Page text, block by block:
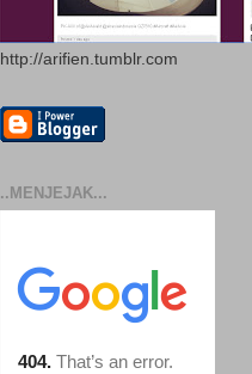
http://arifien.tumblr.com
..MENJEJAK...